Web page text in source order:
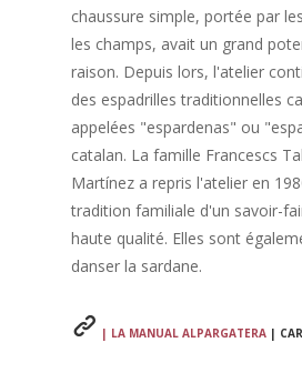
chaussure simple, portée par
les champs, avait un grand
raison. Depuis lors, l'atelier
des espadrilles traditionnelles
appelées "espardenas" ou
catalan. La famille Francescs
Martínez a repris l'atelier en
tradition familiale d'un savoir-
haute qualité. Elles sont
danser la sardane.
| LA MANUAL ALPARGATERA |